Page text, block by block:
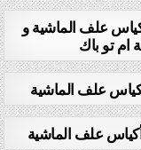
علف الماشية و
ام تو باك
علف الماشية
علف الماشية